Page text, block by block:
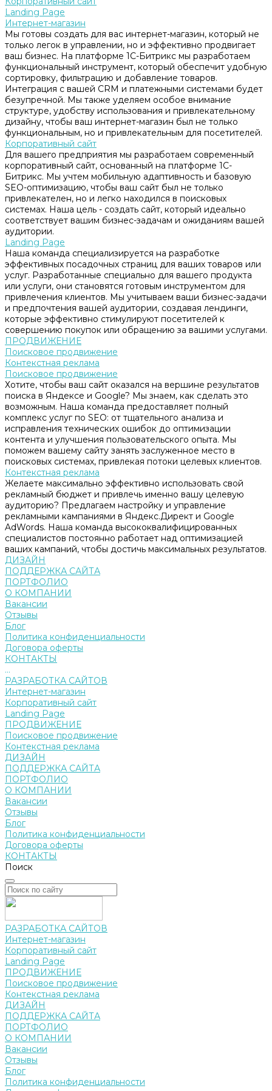
Landing Page
Интернет-магазин
Мы готовы создать для вас интернет-магазин, который не
только легок в управлении, но и эффективно продвигает
ваш бизнес. На платформе 1С-Битрикс мы разработаем
функциональный инструмент, который обеспечит удобную
сортировку, фильтрацию и добавление товаров.
Интеграция с вашей CRM и платежными системами будет
безупречной. Мы также уделяем особое внимание
структуре, удобству использования и привлекательному
дизайну, чтобы ваш интернет-магазин был не только
функциональным, но и привлекательным для посетителей.
Корпоративный сайт
Для вашего предприятия мы разработаем современный
корпоративный сайт, основанный на платформе 1С-
Битрикс. Мы учтем мобильную адаптивность и базовую
SEO-оптимизацию, чтобы ваш сайт был не только
привлекателен, но и легко находился в поисковых
системах. Наша цель - создать сайт, который идеально
соответствует вашим бизнес-задачам и ожиданиям вашей
аудитории.
Landing Page
Наша команда специализируется на разработке
эффективных посадочных страниц для ваших товаров или
услуг. Разработанные специально для вашего продукта
или услуги, они становятся готовым инструментом для
привлечения клиентов. Мы учитываем ваши бизнес-задачи
и предпочтения вашей аудитории, создавая лендинги,
которые эффективно стимулируют посетителей к
совершению покупок или обращению за вашими услугами.
ПРОДВИЖЕНИЕ
Поисковое продвижение
Контекстная реклама
Поисковое продвижение
Хотите, чтобы ваш сайт оказался на вершине результатов
поиска в Яндексе и Google? Мы знаем, как сделать это
возможным. Наша команда предоставляет полный
комплекс услуг по SEO: от тщательного анализа и
исправления технических ошибок до оптимизации
контента и улучшения пользовательского опыта. Мы
поможем вашему сайту занять заслуженное место в
поисковых системах, привлекая потоки целевых клиентов.
Контекстная реклама
Желаете максимально эффективно использовать свой
рекламный бюджет и привлечь именно вашу целевую
аудиторию? Предлагаем настройку и управление
рекламными кампаниями в Яндекс.Директ и Google
AdWords. Наша команда высококвалифицированных
специалистов постоянно работает над оптимизацией
ваших кампаний, чтобы достичь максимальных результатов.
ДИЗАЙН
ПОДДЕРЖКА САЙТА
ПОРТФОЛИО
О КОМПАНИИ
Вакансии
Отзывы
Блог
Политика конфиденциальности
Договора оферты
КОНТАКТЫ
...
РАЗРАБОТКА САЙТОВ
Интернет-магазин
Корпоративный сайт
Landing Page
ПРОДВИЖЕНИЕ
Поисковое продвижение
Контекстная реклама
ДИЗАЙН
ПОДДЕРЖКА САЙТА
ПОРТФОЛИО
О КОМПАНИИ
Вакансии
Отзывы
Блог
Политика конфиденциальности
Договора оферты
КОНТАКТЫ
Поиск
РАЗРАБОТКА САЙТОВ
Интернет-магазин
Корпоративный сайт
Landing Page
ПРОДВИЖЕНИЕ
Поисковое продвижение
Контекстная реклама
ДИЗАЙН
ПОДДЕРЖКА САЙТА
ПОРТФОЛИО
О КОМПАНИИ
Вакансии
Отзывы
Блог
Политика конфиденциальности